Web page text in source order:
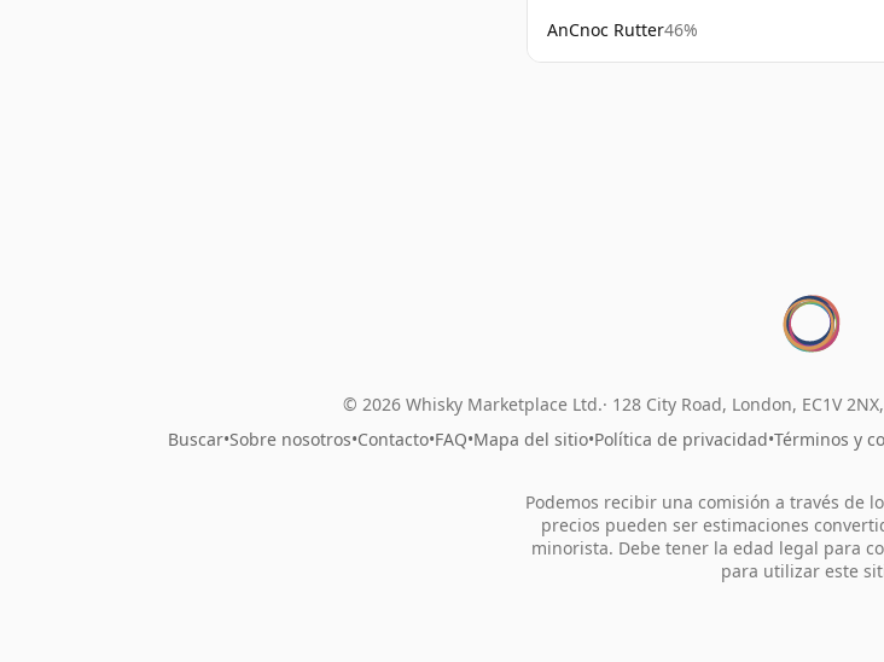
AnCnoc Rutter46%
© 2026 Whisky Marketplace Ltd. 128 City Road, London, EC1V 2NX,
Buscar•Sobre nosotros•Contacto•FAQ•Mapa del sitio•Política de privacidad•Términos y
Podemos recibir una comisión a través de
precios pueden ser estimaciones
minorista. Debe tener la edad legal para
para utilizar este